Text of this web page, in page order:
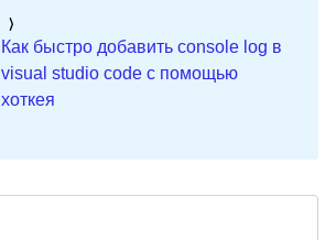
Как быстро добавить console log в
visual studio code с помощью
хоткея